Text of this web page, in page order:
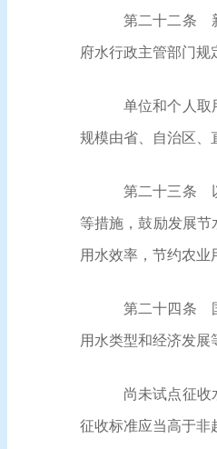
第二十二条
府水行政主管部门规
单位和个人取
规模由省、自治区、
第二十三条
等措施，鼓励发展
用水效率，节约农业
第二十四条
用水类型和经济发
尚未试点征收
征收标准应当高于非